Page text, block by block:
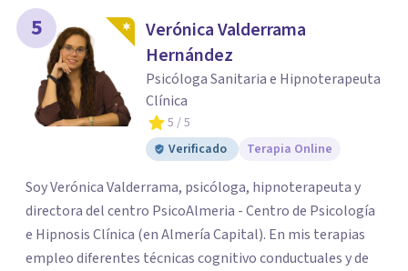
5
Verónica Valderrama
Hernández
Psicóloga Sanitaria e Hipnoterapeuta
Clínica
5 / 5
Verificado
Terapia Online
Soy Verónica Valderrama, psicóloga, hipnoterapeuta y
directora del centro PsicoAlmeria - Centro de Psicología
e Hipnosis Clínica (en Almería Capital). En mis terapias
empleo diferentes técnicas cognitivo conductuales y de